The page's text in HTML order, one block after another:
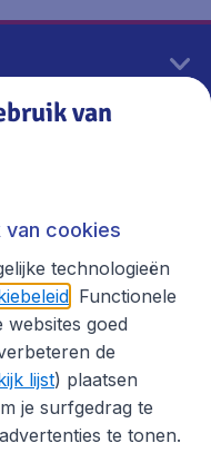
van
van cookies
technologieën
. Functionele
goed
de
lijst) plaatsen
je surfgedrag te
te tonen.